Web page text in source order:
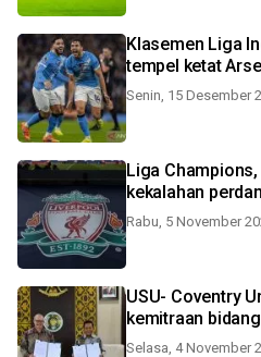
Klasemen Liga
tempel ketat
Senin, 15 Desember
Liga
kekalahan
Rabu, 5 November
USU- Coventry
kemitraan
Selasa, 4 November